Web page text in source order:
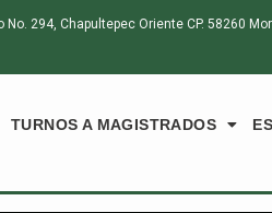
294, Chapultepec Oriente CP. 58260
TURNOS A MAGISTRADOS